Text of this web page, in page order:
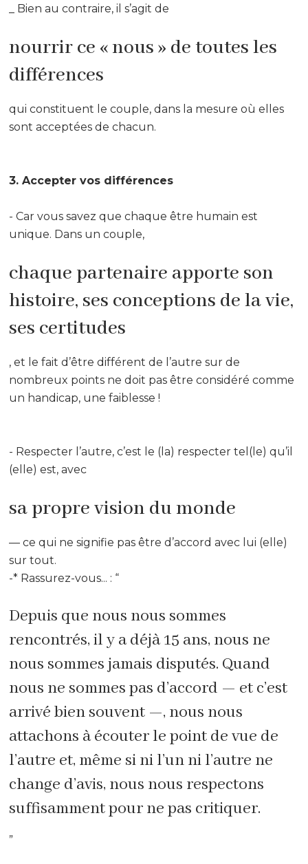
_ Bien au contraire, il s’agit de
nourrir ce « nous » de toutes les
différences
qui constituent le couple, dans la mesure où elles
sont acceptées de chacun.
3. Accepter vos différences
- Car vous savez que chaque être humain est
unique. Dans un couple,
chaque partenaire apporte son
histoire, ses conceptions de la vie,
ses certitudes
, et le fait d’être différent de l’autre sur de
nombreux points ne doit pas être considéré comme
un handicap, une faiblesse !
- Respecter l’autre, c’est le (la) respecter tel(le) qu’il
(elle) est, avec
sa propre vision du monde
— ce qui ne signifie pas être d’accord avec lui (elle)
sur tout.
-* Rassurez-vous... : “
Depuis que nous nous sommes
rencontrés, il y a déjà 15 ans, nous ne
nous sommes jamais disputés. Quand
nous ne sommes pas d’accord — et c’est
arrivé bien souvent —, nous nous
attachons à écouter le point de vue de
l’autre et, même si ni l’un ni l’autre ne
change d’avis, nous nous respectons
suffisamment pour ne pas critiquer.
”